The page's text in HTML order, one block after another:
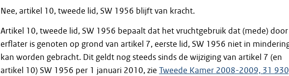
Nee, artikel 10, tweede lid, SW 1956 blijft van kracht.
Artikel 10, tweede lid, SW 1956 bepaalt dat het vruchtgebruik dat (mede) door
erflater is genoten op grond van artikel 7, eerste lid, SW 1956 niet in
kan worden gebracht. Dit geldt nog steeds sinds de wijziging van artikel 7 (en
artikel 10) SW 1956 per 1 januari 2010, zie Tweede Kamer 2008-2009, 31